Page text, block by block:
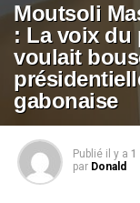
Moutsoli
: La voix du
voulait
gabonaise
Publié il y a 1
par Donald